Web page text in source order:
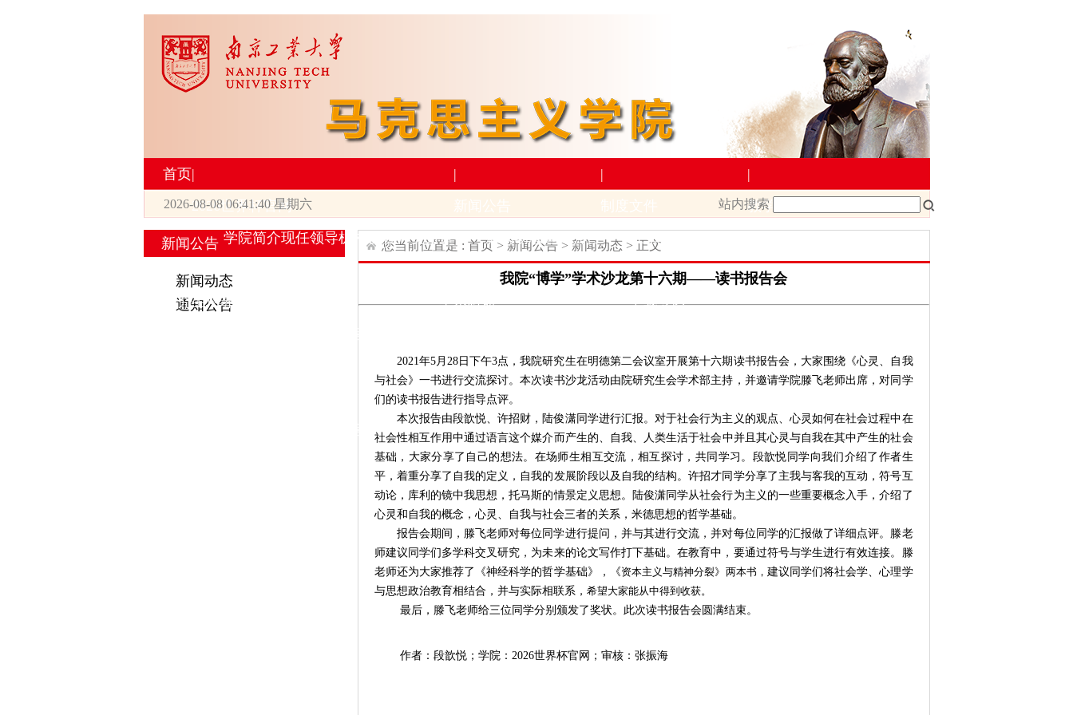
首页|
2026世界杯官网
学院简介现任领导机构设置师资力量
|
新闻动态 通知公告
|
上级文件
|
教学管理
研究生培养
学生活动
学术科研
|
下载专区
工会活动
2026-08-08 06:41:41 星期六 站内搜索
新闻公告
新闻动态
通知公告
您当前位置是 : 首页> 新闻公告> 新闻动态 > 正文
我院“博学”学术沙龙第十六期——读书报告会
2021年5月 28日下午3点，我院研究生在明德第二会议室开展第十六期读书报告会，大家围绕《心灵、自我
与社会》一书进行交流探讨。本次读书沙龙活动由院研究生会学术部主持，并邀请学院滕飞老师出席，对同学
们的读书报告进行指导点评。
本次报告由段歆悦、许招财，陆俊潇同学进行汇报。 对于社会行为主义的观点、心灵如何在社会过程中在
社会性相互作用中通过语言这个媒介而产生的 、自我、 人类生活于社会中并且其心灵与自我在其中产生的社会
基础 ，大家分享了自己的想法。在场师生相互交流，相互探讨，共同学习。 段歆悦同学向我们介绍了作者生
平，着重分享了自我的定义，自我的发展阶段以及自我的结构。许招才同学分享了主我与客我的互动，符号互
动论，库利的镜中我思想，托马斯的情景定义思想。陆俊潇同学从社会行为主义的一些重要概念入手，介绍了
心灵和自我的概念，心灵、自我与社会三者的关系，米德思想的哲学基础。
报告会期间，滕飞老师对每位同学进行提问，并与其进行交流，并对每位同学的汇报做了详细点评。滕老
师建议同学们多学科交叉研究，为未来的论文写作打下基础。在教育中，要通过符号与学生进行有效连接。滕
老师还为大家推荐了《神经科学的哲学基础》，《资本主义与精神分裂》两本书， 建议同学们将社会学、心理学
与思想政治教育相结合，并与实际相联系， 希望大家能从中得到收获。
最后，滕飞老师给三位同学分别颁发了奖状。此次读书报告会圆满结束。
作者：段歆悦；学院：2026世界杯官网；审核：张振海